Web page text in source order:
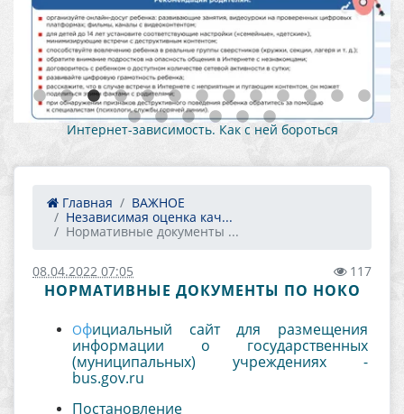
Как противостоять вовлечению в
деятельность 1
Главная
ВАЖНОЕ
Независимая оценка кач...
Нормативные документы ...
08.04.2022 07:05 117
НОРМАТИВНЫЕ ДОКУМЕНТЫ ПО НОКО
Официальный сайт для размещения
информации о государственных
(муниципальных) учреждениях -
bus.gov.ru
Постановление